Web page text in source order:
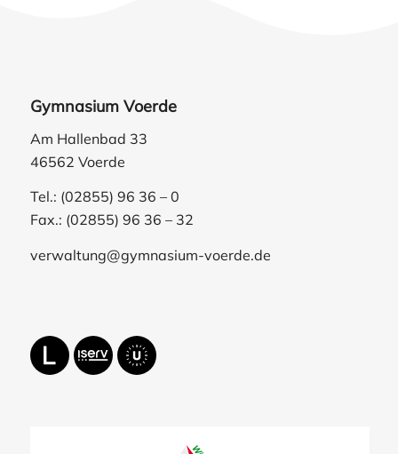
Gymnasium Voerde
Am Hallenbad 33
46562 Voerde
Tel.: (02855) 96 36 – 0
Fax.: (02855) 96 36 – 32
verwaltung@gymnasium-voerde.de